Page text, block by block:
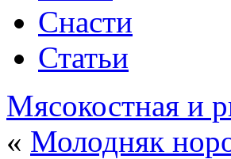
Снасти
Статьи
Мясокостная и
« Молодняк